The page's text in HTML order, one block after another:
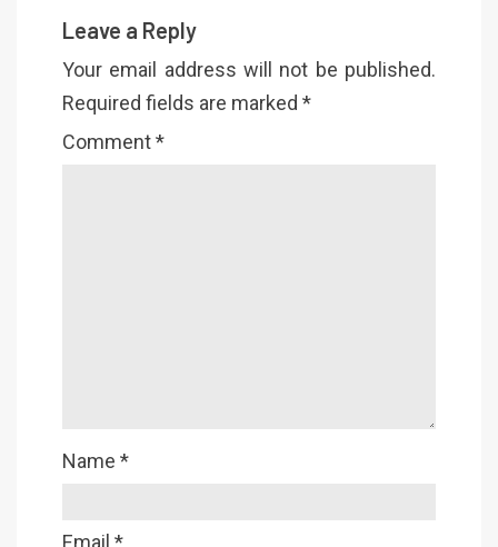
Leave a Reply
Your email address will not be published.
Required fields are marked *
Comment*
Name *
Email *